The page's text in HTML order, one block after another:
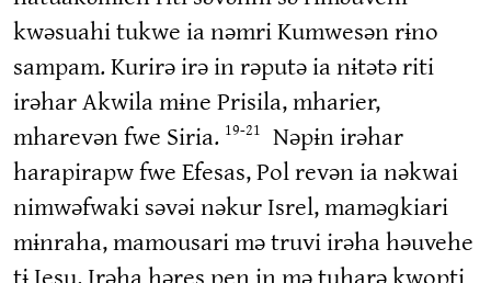
kwəsuahi tukwe ia nəmri Kumwesən rɨno
sampam. Kurirə irə in rəputə ia nɨtətə riti
irəhar Akwila mɨne Prisila, mharier,
mharevən fwe Siria. 19-21
Nəpɨn irəhar
harapirapw fwe Efesas, Pol revən ia nəkwai
nimwəfwaki səvəi nəkur Isrel, maməɡkiari
mɨnraha, mamousari mə truvi irəha həuvehe
tɨ Iesu. Irəha həres pen in mə tuharə kwopti